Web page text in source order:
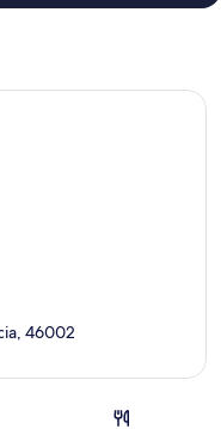
の
46002